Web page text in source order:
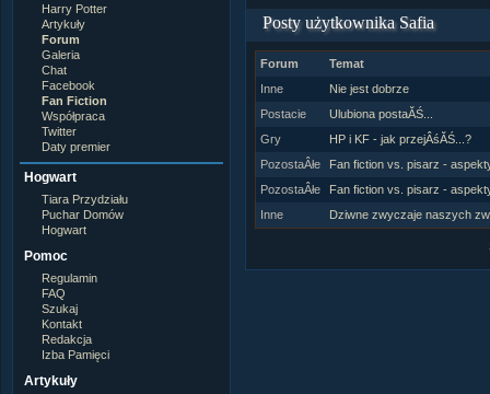
Harry Potter
Artykuły
Forum
Galeria
Chat
Facebook
Fan Fiction
Współpraca
Twitter
Daty premier
Hogwart
Tiara Przydziału
Puchar Domów
Hogwart
Pomoc
Regulamin
FAQ
Szukaj
Kontakt
Redakcja
Izba Pamięci
Artykuły
Posty użytkownika Safia
Forum
Temat
Inne
Nie jest dobrze
Postacie
Ulubiona postaĂŚ...
Gry
HP i KF - jak przejÂśĂŚ...?
PozostaÂłe
Fan fiction vs. pisarz -
PozostaÂłe
Fan fiction vs. pisarz -
Inne
Dziwne zwyczaje naszych